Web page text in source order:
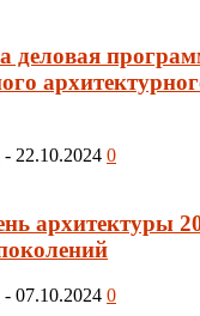
деловая
- 22.10.2024 0
архитектуры
- 07.10.2024 0